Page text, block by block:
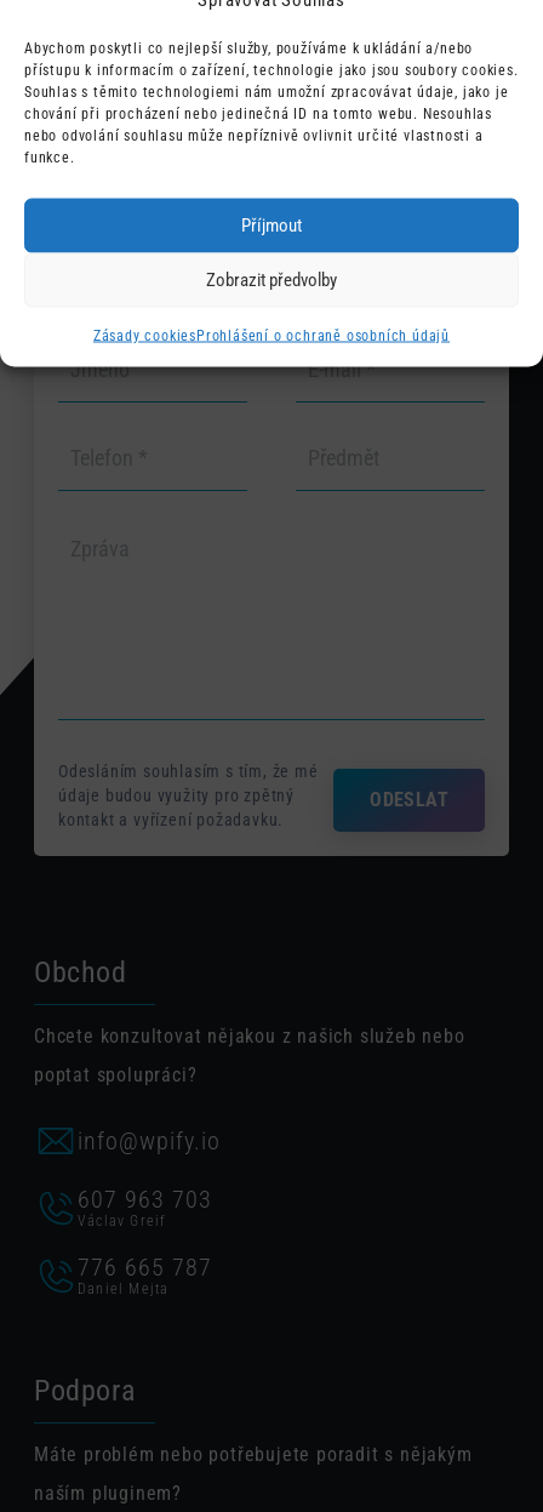
Abychom poskytli co nejlepší služby, používáme k ukládání a/nebo
přístupu k informacím o zařízení, technologie jako jsou soubory cookies.
Souhlas s těmito technologiemi nám umožní zpracovávat údaje, jako je
chování při procházení nebo jedinečná ID na tomto webu. Nesouhlas
nebo odvolání souhlasu může nepříznivě ovlivnit určité vlastnosti a
funkce.
Příjmout
Zobrazit předvolby
Zásady cookiesProhlášení o ochraně osobních údajů
Změny nastavení uložte pomocí tlačítka na konci
stránky.
Zavolejte nebo
napište
Odesláním souhlasím s tím, že mé
údaje budou využity pro zpětný
kontakt a vyřízení požadavku.
ODESLAT
Obchod
Chcete konzultovat nějakou z našich služeb nebo
poptat spolupráci?
info@wpify.io
607 963 703
Václav Greif
776 665 787
Daniel Mejta
Podpora
Máte problém nebo potřebujete poradit s nějakým
naším pluginem?